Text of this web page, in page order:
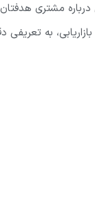
درباره مشتری
به تعریفی